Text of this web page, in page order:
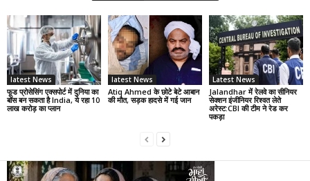
latest News
फूड प्रोसेसिंग एक्सपोर्ट में दुनिया का
बॉस बन सकता है India, ये रहा 10
लाख करोड़ का प्लान
latest News
Atiq Ahmed के छोटे बेटे आबान
की मौत, सड़क हादसे में गई जान
Latest News
Jalandhar में रेलवे का सीनियर
सेक्शन इंजीनियर रिश्वत लेते
अरेस्ट:CBI की टीम ने रेड कर
पकड़ा